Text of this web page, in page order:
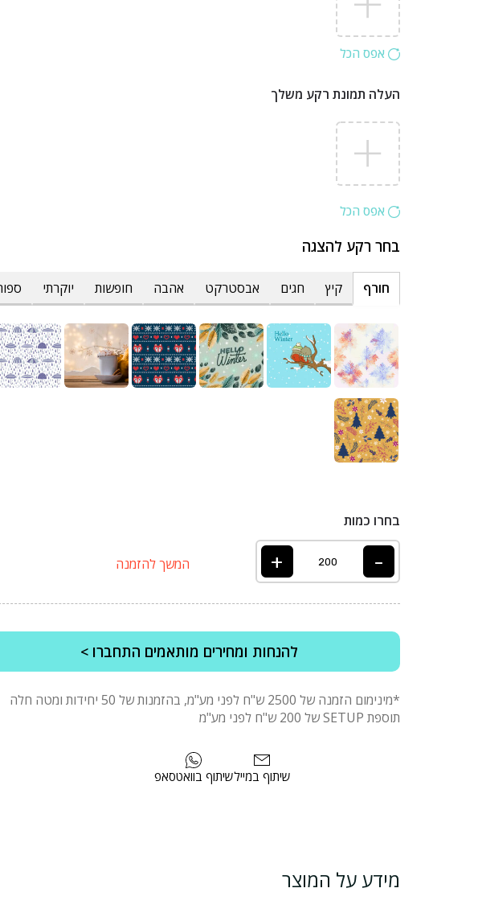
אפס הכל
העלה תמונת רקע משלך
אפס הכל
בחר רקע להצגה
חורף קיץ חגים אבסטרקט אהבה חופשות יוקרתי
בחרו כמות
-
+ המשך להזמנה
להנחות ומחירים מותאמים התחברו >
*מינימום הזמנה של 2500 ש"ח לפני מע"מ, בהזמנות של 50 יחידות ומטה חלה
תוספת SETUP של 200 ש"ח לפני מע"מ
שיתוף בוואטסאפשיתוף במייל
מידע על המוצר